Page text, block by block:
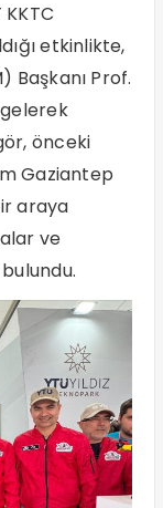
KKTC
etkinlikte,
Başkanı Prof.
önceki
Gaziantep
araya
ve